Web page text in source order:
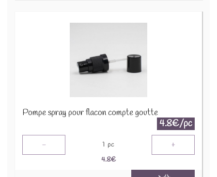
Pompe spray pour flacon compte goutte
4.8€/pc
- 1 pc +
4.8€